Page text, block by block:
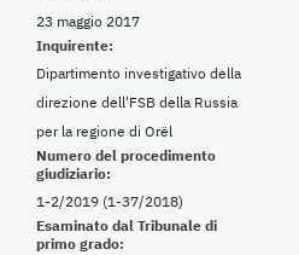
23 maggio 2017
Inquirente:
Dipartimento investigativo della
direzione dell'FSB della Russia
per la regione di Orël
Numero del procedimento
giudiziario:
1-2/2019 (1-37/2018)
Esaminato dal Tribunale di
primo grado: